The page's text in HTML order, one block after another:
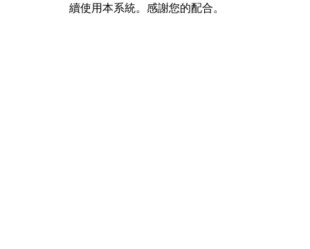
續使用本系統。感謝您的配合。